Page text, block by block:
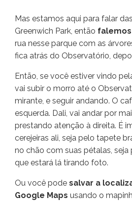
Mas estamos aqui para falar
Greenwich Park, então
rua nesse parque com as
fica atrás do Observatório,
Então, se você estiver vindo
vai subir o morro até o
mirante, e seguir andando. O
esquerda. Dali, vai andar por
prestando atenção à direita. É
cerejeiras ali, seja pelo tapete
no chão com suas pétalas,
que estará lá tirando foto.
Ou você pode salvar a
Google Maps usando o